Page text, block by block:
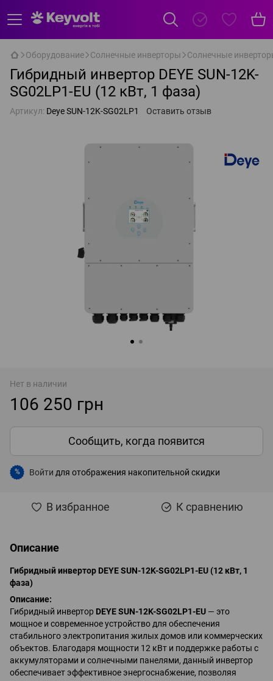
Оборудование Солнечные инверторы Солнечные
Гибридный инвертор DEYE SUN-12K-
SG02LP1-EU (12 кВт, 1 фаза)
Артикул: Deye SUN-12K-SG02LP1 Оставить отзыв
Нет в наличии
106 250 грн
Сообщить, когда появится
% Войти для отображения накопительной скидки
В избранное К сравнению
Описание
Гибридный инвертор DEYE SUN-12K-SG02LP1-EU (12 кВт, 1
фаза)
Описание:
Гибридный инвертор DEYE SUN-12K-SG02LP1-EU — это
мощное и современное устройство для обеспечения
стабильного электропитания жилых домов или коммерческих
объектов. Благодаря мощности 12 кВт и поддержке работы с
аккумуляторами и солнечными панелями, данный инвертор
обеспечивает эффективное энергоснабжение, позволяя